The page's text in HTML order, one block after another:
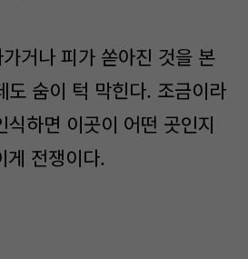
거나 피가 쏟아진 것을 본
도 숨이 턱 막힌다. 조금이라
하면 이곳이 어떤 곳인지
게 전쟁이다.